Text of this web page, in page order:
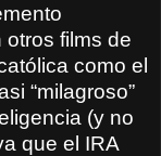
films de
como el
“milagroso”
(y no
que el IRA